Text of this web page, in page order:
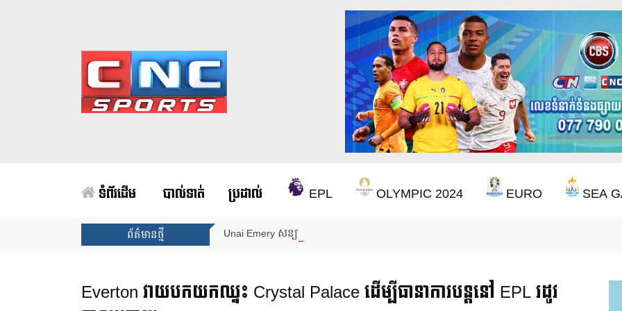
ទំព័រដើម បាល់ទាត់ ប្រដាល់ EPL OLYMPIC 2024 EURO SEA
ព័ត៌មានថ្មី Unai Emery សន្យាថានឹងឈ្នះពានរង្វាន់បន្ថែមទៀត បន្ទាប់ពី Aston Villa ឈ្នះពាន Europa League
Everton វាយបកយកឈ្នះ Crystal Palace ដើម្បីធានាការបន្តនៅ EPL រដូវ